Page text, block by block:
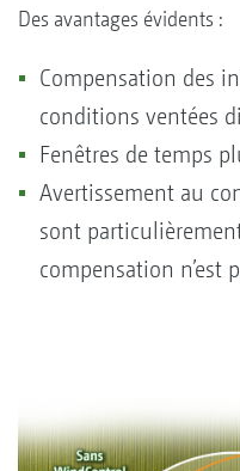
Des avantages évidents :
Compensation des
conditions ventées
Fenêtres de temps
Avertissement au
sont
compensation n’est